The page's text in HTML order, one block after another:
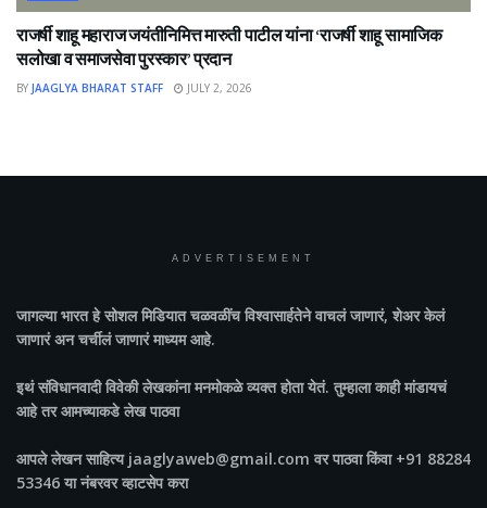
राजर्षी शाहू महाराज जयंतीनिमित्त मारुती पाटील यांना ‘राजर्षी शाहू सामाजिक
सलोखा व समाजसेवा पुरस्कार’ प्रदान
BY JAAGLYA BHARAT STAFF JULY 2, 2026
ADVERTISEMENT
जागल्या भारतहे सोशल मिडियात चळवळींच विश्वासार्हतेने वाचलं जाणारं, शेअर केलं
जाणारं अन चर्चीलं जाणारं माध्यम आहे.
इथं संविधानवादी विवेकी लेखकांना मनमोकळे व्यक्त होता येतं. तुम्हाला काही मांडायचं
आहे तर आमच्याकडे लेख पाठवा
आपले लेखन साहित्य jaaglyaweb@gmail.com वर पाठवा किंवा +91 88284
53346 या नंबरवर व्हाटसेप करा